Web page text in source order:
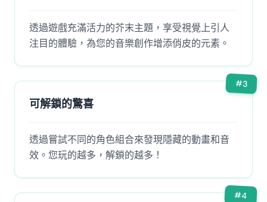
透過遊戲充滿活力的芥末主題，享受視覺上引人
注目的體驗，為您的音樂創作增添俏皮的元素。
#3
可解鎖的驚喜
透過嘗試不同的角色組合來發現隱藏的動畫和音
效。您玩的越多，解鎖的越多！
#4